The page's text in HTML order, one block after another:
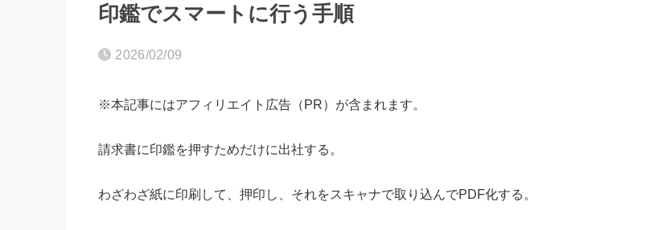
印鑑でスマートに行う手順
2026/02/09
※本記事にはアフィリエイト広告（PR）が含まれます。
請求書に印鑑を押すためだけに出社する。
わざわざ紙に印刷して、押印し、それをスキャナで取り込んでPDF化する。